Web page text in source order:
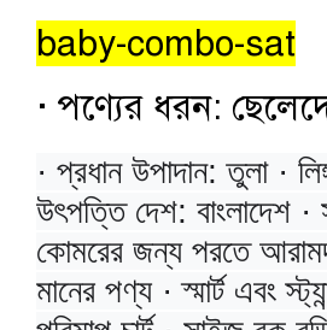
baby-combo-sat
· পণ্যের ধরন:
· প্রধান উপাদান: তুলা ·
উৎপত্তি দেশ: বাংলাদেশ ·
কোমরের জন্য পরতে
মানের পণ্য · স্মার্ট এবং